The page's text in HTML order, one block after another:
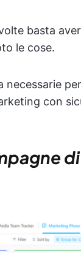
basta
le cose.
con